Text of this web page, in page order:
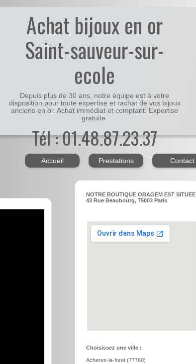
Achat bijoux en or
Saint-sauveur-sur-
ecole
Depuis plus de 30 ans, notre équipe est à votre
disposition pour toute expertise et rachat de vos bijoux
anciens en or. Achat immédiat et comptant. Expertise
gratuite.
Tél : 01.48.87.23.37
Accueil Prestations Contact
NOTRE BOUTIQUE OBAGEM EST SITUEE
43 Rue Beaubourg, 75003 Paris
Choisissez une ville :
Acheres-la-foret (77760)